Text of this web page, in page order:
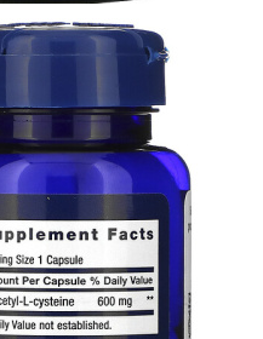
ЖИРОСЖИГАТЕЛИ
ЗМА (ZMA)